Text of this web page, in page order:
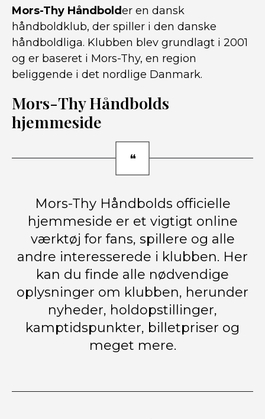
Mors-Thy Håndbolder en dansk
håndboldklub, der spiller i den danske
håndboldliga. Klubben blev grundlagt i 2001
og er baseret i Mors-Thy, en region
beliggende i det nordlige Danmark.
Mors-Thy Håndbolds
hjemmeside
Mors-Thy Håndbolds officielle
hjemmeside er et vigtigt online
værktøj for fans, spillere og alle
andre interesserede i klubben. Her
kan du finde alle nødvendige
oplysninger om klubben, herunder
nyheder, holdopstillinger,
kamptidspunkter, billetpriser og
meget mere.